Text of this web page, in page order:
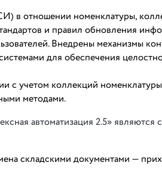
в отношении номенклатуры,
и правил обновления
Внедрены механизмы
для обеспечения
с учетом коллекций
методами.
автоматизация 2.5»
складскими документами —